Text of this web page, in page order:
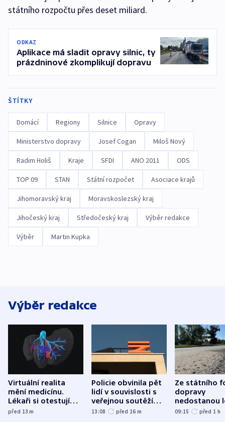
státního rozpočtu přes deset miliard.
ODKAZ
Aplikace má sladit opravy silnic, ty
prázdninové zkomplikují dopravu
ŠTÍTKY
Domácí Regiony Silnice Opravy
Ministerstvo dopravy Josef Cogan Miloš Nový
Radim Holiš Kraje SFDI ANO 2011 ODS
TOP 09 STAN Státní rozpočet Asociace krajů
Jihomoravský kraj Moravskoslezský kraj
Jihočeský kraj Středočeský kraj Výběr redakce
Výběr Martin Kupka
Výběr redakce
Virtuální realita
mění medicínu.
Lékaři si otestují
každý řez, říká
před 13m
Policie obvinila pět
lidí v souvislosti s
veřejnou soutěží
Správy železnic
13:08 před 16 m
Ze státního
dopravy
nedostanou
kraje na
09:15 před 1 h